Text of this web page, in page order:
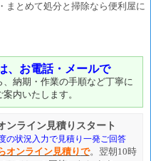
まとめて処分と掃除なら便利屋に
、お電話・メールで
、納期・作業の手順など丁寧に
案内いたします。
ンライン見積りスタート
の状況入力で見積り一発ご回答
オンライン見積りで。翌朝10時